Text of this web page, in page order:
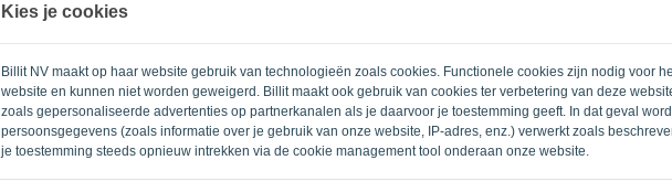
Kies je cookies
Billit NV maakt op haar website gebruik van technologieën zoals cookies. Functionele cookies zijn nodig voor
website en kunnen niet worden geweigerd. Billit maakt ook gebruik van cookies ter verbetering van deze
zoals gepersonaliseerde advertenties op partnerkanalen als je daarvoor je toestemming geeft. In dat geval
persoonsgegevens (zoals informatie over je gebruik van onze website, IP-adres, enz.) verwerkt zoals
je toestemming steeds opnieuw intrekken via de cookie management tool onderaan onze website.
Herinner